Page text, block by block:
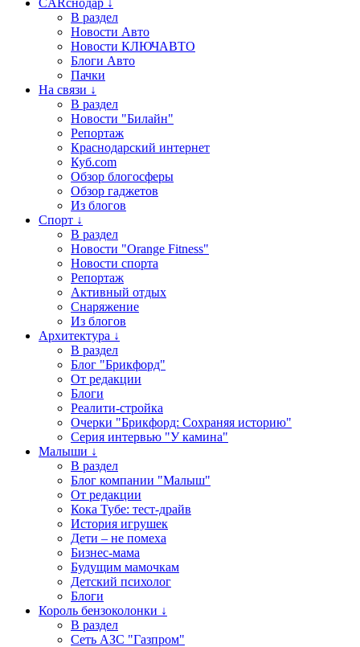
CARснодар ↓
В раздел
Новости Авто
Новости КЛЮЧАВТО
Блоги Авто
Пачки
На связи ↓
В раздел
Новости "Билайн"
Репортаж
Краснодарский интернет
Куб.com
Обзор блогосферы
Обзор гаджетов
Из блогов
Спорт ↓
В раздел
Новости "Orange Fitness"
Новости спорта
Репортаж
Активный отдых
Снаряжение
Из блогов
Архитектура ↓
В раздел
Блог "Брикфорд"
От редакции
Блоги
Реалити-стройка
Очерки "Брикфорд: Сохраняя историю"
Серия интервью "У камина"
Малыши ↓
В раздел
Блог компании "Малыш"
От редакции
Кока Тубе: тест-драйв
История игрушек
Дети – не помеха
Бизнес-мама
Будущим мамочкам
Детский психолог
Блоги
Король бензоколонки ↓
В раздел
Сеть АЗС "Газпром"